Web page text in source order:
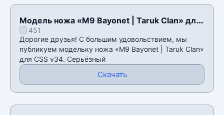
Модель ножа «M9 Bayonet | Taruk Clan» для
CSS v34
451
Дорогие друзья! С большим удовольствием, мы
публикуем модельку ножа «M9 Bayonet | Taruk Clan»
для CSS v34. Серьёзный
Скачать